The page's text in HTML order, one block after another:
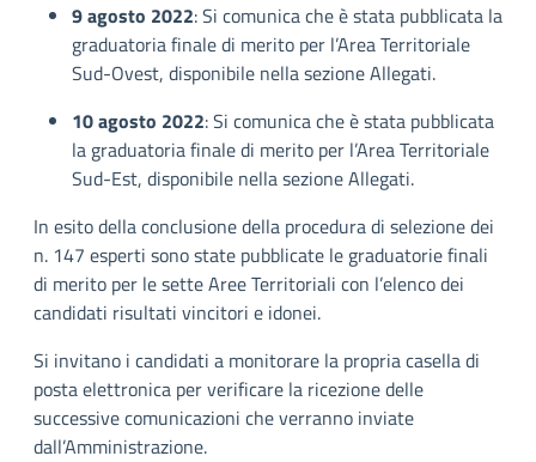
9 agosto 2022: Si comunica che è stata pubblicata la
graduatoria finale di merito per l’Area Territoriale
Sud-Ovest, disponibile nella sezione Allegati.
10 agosto 2022: Si comunica che è stata pubblicata
la graduatoria finale di merito per l’Area Territoriale
Sud-Est, disponibile nella sezione Allegati.
In esito della conclusione della procedura di selezione dei
n. 147 esperti sono state pubblicate le graduatorie finali
di merito per le sette Aree Territoriali con l’elenco dei
candidati risultati vincitori e idonei.
Si invitano i candidati a monitorare la propria casella di
posta elettronica per verificare la ricezione delle
successive comunicazioni che verranno inviate
dall’Amministrazione.